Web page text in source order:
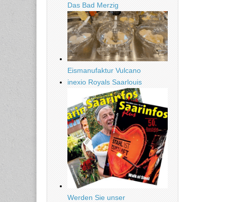
Das Bad Merzig
Eismanufaktur Vulcano
inexio Royals Saarlouis
Werden Sie unser